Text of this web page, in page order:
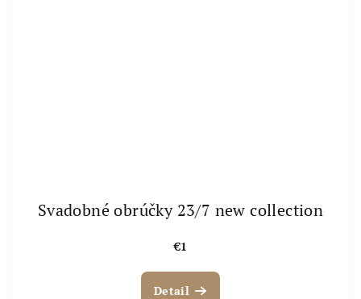
Svadobné obrúčky 23/7 new collection
€1
Detail